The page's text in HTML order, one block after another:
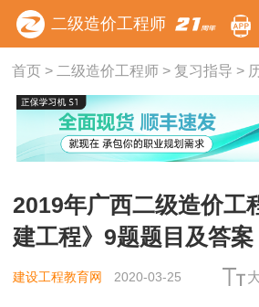
二级造价工程师
首页> 二级造价工程师> 复习指导 >
2019年广西二级造价工
建工程》9题题目及答案
建设工程教育网 2020-03-25